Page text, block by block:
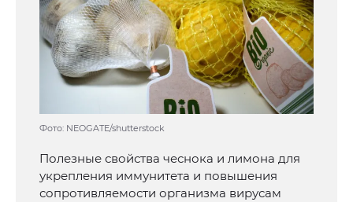
Фото: NEOGATE/shutterstock
Полезные свойства чеснока и лимона для
укрепления иммунитета и повышения
сопротивляемости организма вирусам